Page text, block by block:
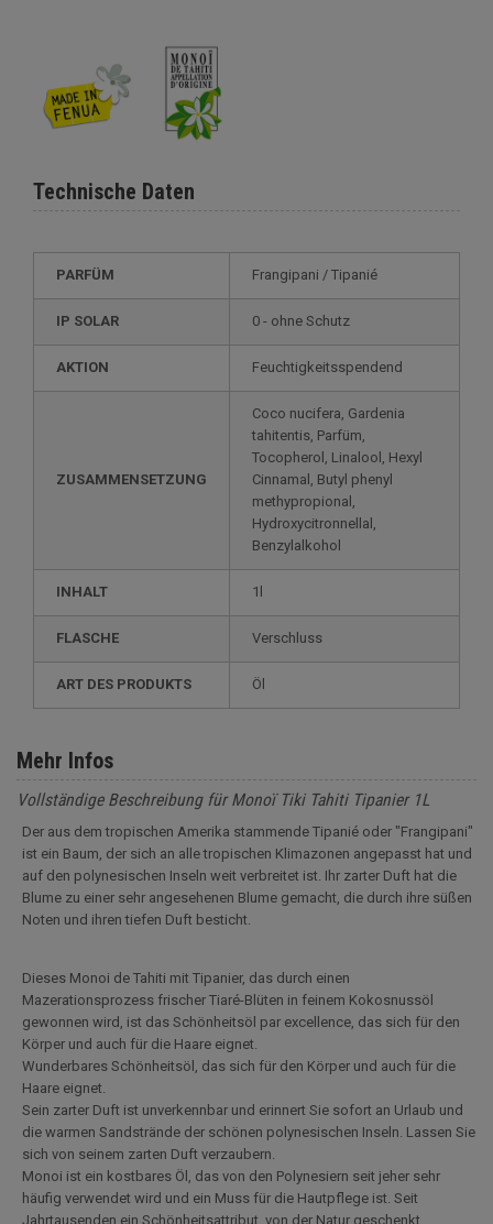
Technische Daten
PARFÜM Frangipani / Tipanié
IP SOLAR 0 - ohne Schutz
AKTION Feuchtigkeitsspendend
ZUSAMMENSETZUNG
Coco nucifera, Gardenia
tahitentis, Parfüm,
Tocopherol, Linalool, Hexyl
Cinnamal, Butyl phenyl
methypropional,
Hydroxycitronnellal,
Benzylalkohol
INHALT 1l
FLASCHE Verschluss
ART DES PRODUKTS Öl
Mehr Infos
Vollständige Beschreibung für Monoï Tiki Tahiti Tipanier 1L
Der aus dem tropischen Amerika stammende Tipanié oder "Frangipani"
ist ein Baum, der sich an alle tropischen Klimazonen angepasst hat und
auf den polynesischen Inseln weit verbreitet ist. Ihr zarter Duft hat die
Blume zu einer sehr angesehenen Blume gemacht, die durch ihre süßen
Noten und ihren tiefen Duft besticht.
Dieses Monoi de Tahiti mit Tipanier, das durch einen
Mazerationsprozess frischer Tiaré-Blüten in feinem Kokosnussöl
gewonnen wird, ist das Schönheitsöl par excellence, das sich für den
Körper und auch für die Haare eignet.
Wunderbares Schönheitsöl, das sich für den Körper und auch für die
Haare eignet.
Sein zarter Duft ist unverkennbar und erinnert Sie sofort an Urlaub und
die warmen Sandstrände der schönen polynesischen Inseln. Lassen Sie
sich von seinem zarten Duft verzaubern.
Monoi ist ein kostbares Öl, das von den Polynesiern seit jeher sehr
häufig verwendet wird und ein Muss für die Hautpflege ist. Seit
Jahrtausenden ein Schönheitsattribut, von der Natur geschenkt,